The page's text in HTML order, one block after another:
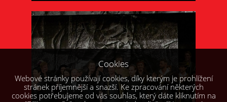
Cookies
Webové stránky používají cookies, díky kterým je prohlížení
stránek příjemnější a snazší. Ke zpracování některých
cookies potřebujeme od vás souhlas, který dáte kliknutím na